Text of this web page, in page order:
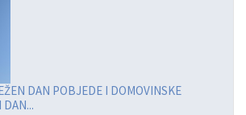
DAN POBJEDE I DOMOVINSKE